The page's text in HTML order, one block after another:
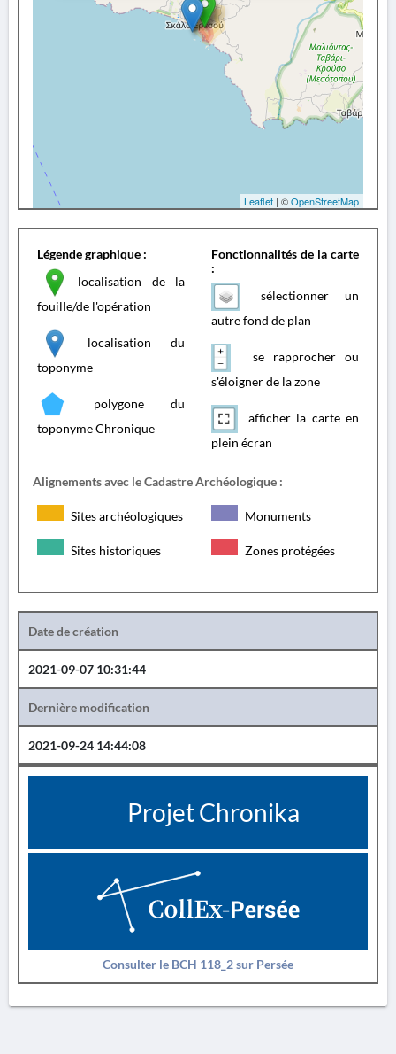
Leaflet | ©OpenStreetMap
Légende graphique :
localisation de la
fouille/de l'opération
localisation du
toponyme
polygone du
toponyme Chronique
Fonctionnalités de la carte
:
sélectionner un
autre fond de plan
se rapprocher ou
s'éloigner de la zone
afficher la carte en
plein écran
Alignements avec le Cadastre Archéologique :
Sites archéologiques Monuments
Sites historiques Zones protégées
Date de création
2021-09-07 10:31:44
Dernière modification
2021-09-24 14:44:08
Projet Chronika
Consulter le BCH 118_2 sur Persée